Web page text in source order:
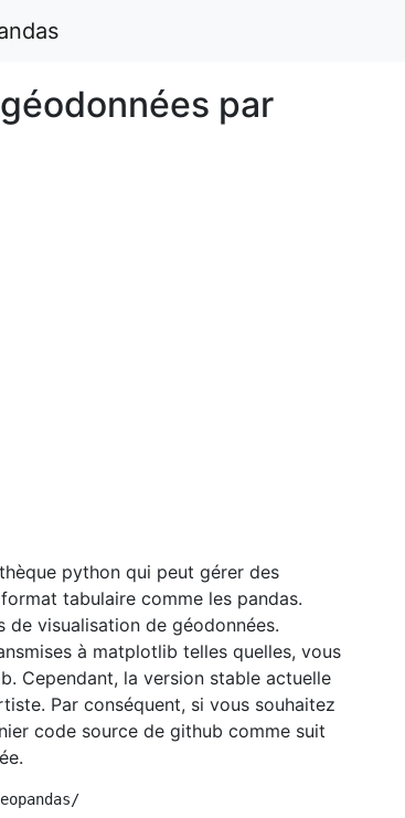
par
python qui peut gérer des
tabulaire comme les pandas.
visualisation de géodonnées.
à matplotlib telles quelles, vous
Cependant, la version stable actuelle
Par conséquent, si vous souhaitez
code source de github comme suit